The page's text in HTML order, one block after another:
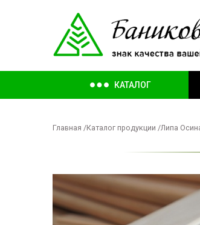
КАТАЛОГ
Главная /Каталог продукции /Липа